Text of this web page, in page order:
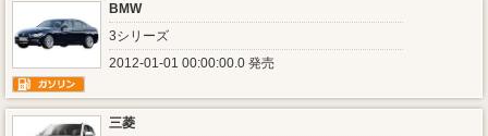
BMW
3シリーズ
2012-01-01 00:00:00.0 発売
三菱